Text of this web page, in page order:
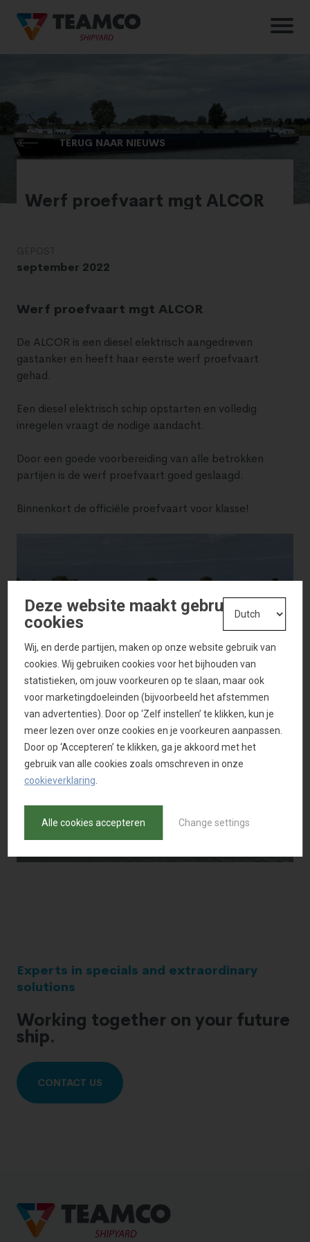
TERUG NAAR NIEUWS
Werf proefvaart mgt ALCOR
GEPOST
september 2022
Werf proefvaart mgt ALCOR
De ALCOR is een diesel elektrisch aangedreven
gastanker en heeft haar eerste werf proefvaart
gehad.
Een diesel elektrisch schip opstarten en volledig
inregelen vraagt de nodige aandacht.
Door een goede voorbereiding van alle betrokken
partijen is de werf proefvaart goed geslaagd.
Binnenkort de officiële proefvaart voor klasse!
Experts in specials and extraordinary
solutions
Working together on your future
ship.
CONTACT US
Deze website maakt gebruik van
cookies
Wij, en derde partijen, maken op onze website gebruik van
cookies. Wij gebruiken cookies voor het bijhouden van
statistieken, om jouw voorkeuren op te slaan, maar ook
voor marketingdoeleinden (bijvoorbeeld het afstemmen
van advertenties). Door op ‘Zelf instellen’ te klikken, kun je
meer lezen over onze cookies en je voorkeuren aanpassen.
Door op ‘Accepteren’ te klikken, ga je akkoord met het
gebruik van alle cookies zoals omschreven in onze
cookieverklaring
Alle cookies accepteren Change settings